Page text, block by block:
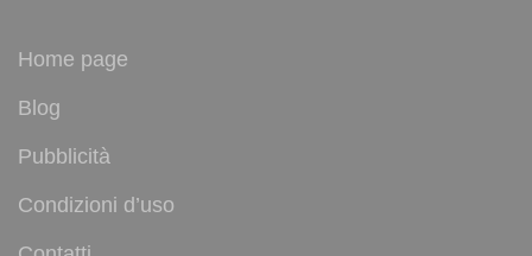
Home page
Blog
Pubblicità
Condizioni d’uso